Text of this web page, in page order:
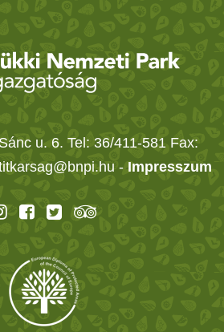
u. 6. Tel: 36/411-581 Fax:
- Impresszum